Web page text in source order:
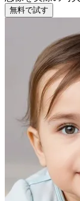
無料で試す